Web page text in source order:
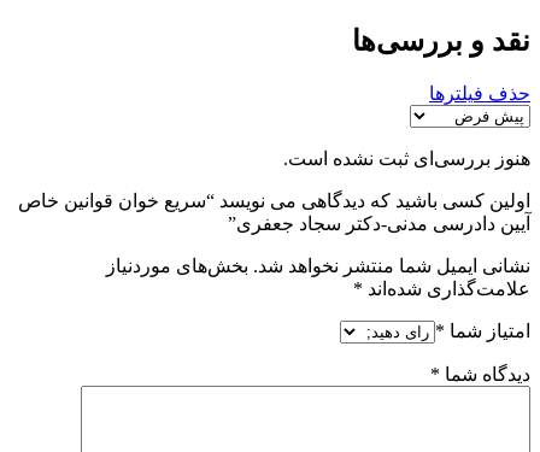
نقد و بررسی‌ها
حذف فیلترها
هنوز بررسی‌ای ثبت نشده است.
اولین کسی باشید که دیدگاهی می نویسد “سریع خوان قوانین خاص
آیین دادرسی مدنی-دکتر سجاد جعفری”
نشانی ایمیل شما منتشر نخواهد شد. بخش‌های موردنیاز
علامت‌گذاری شده‌اند *
امتیاز شما *
دیدگاه شما *